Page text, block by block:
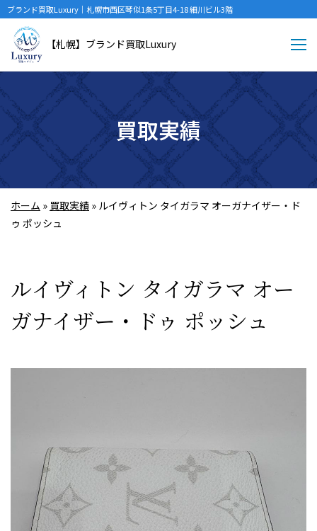
ブランド買取Luxury｜札幌市西区琴似1条5丁目4-18 細川ビル3階
【札幌】ブランド買取Luxury
買取実績
ホーム » 買取実績 » ルイヴィトン タイガラマ オーガナイザー・ド
ゥ ポッシュ
ルイヴィトン タイガラマ オー
ガナイザー・ドゥ ポッシュ